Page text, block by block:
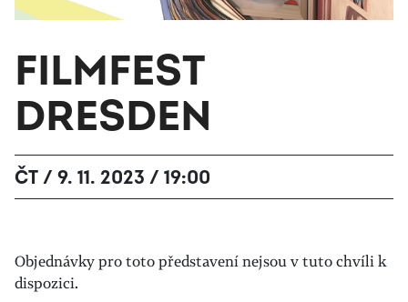
FILMFEST
DRESDEN
ČT / 9. 11. 2023 / 19:00
Objednávky pro toto představení nejsou v tuto chvíli k
dispozici.